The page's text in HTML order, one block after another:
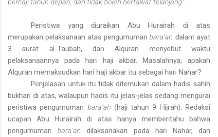
Peristiwa yang diuraikan Abu Hurairah di atas
merupakan pelaksanaan atas pengumumanbara’ah dalam ayat
3 surat al-Taubah, dan Alquran menyebut waktu
pelaksanaannya pada hari haji akbar. Masalahnya, apakah
Alquran memaksudkan hari haji akbar itu sebagai hari Nahar?
Penjelasan untuk itu tidak ditemukan dalam hadis sahih
bukhari di atas, walaupun hadis itu jelas-jelas sedang mengurai
peristiwa pengumuman bara’ah (haji tahun 9 Hijrah). Redaksi
ucapan Abu Hurairah di atas hanya memberitahu bahwa
pengumumanbara’ah dilaksanakan pada hari Nahar, dan